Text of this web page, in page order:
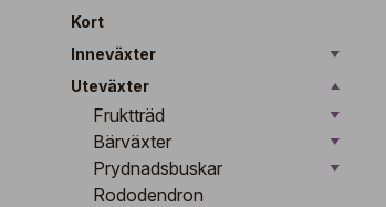
Kort
Inneväxter
Uteväxter
Fruktträd
Bärväxter
Prydnadsbuskar
Rododendron